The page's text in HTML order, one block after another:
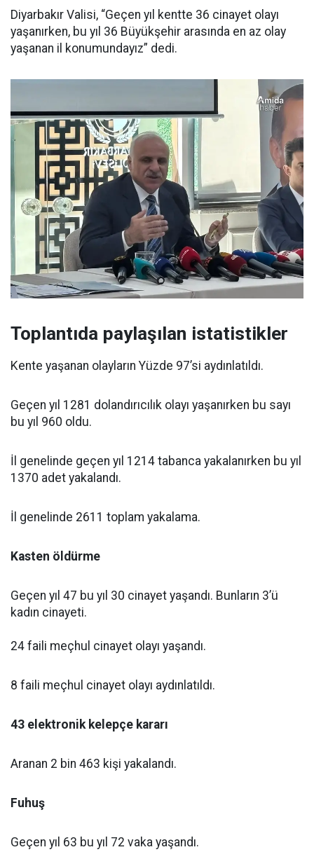
Diyarbakır Valisi, “Geçen yıl kentte 36 cinayet olayı
yaşanırken, bu yıl 36 Büyükşehir arasında en az olay
yaşanan il konumundayız” dedi.
Toplantıda paylaşılan istatistikler
Kente yaşanan olayların Yüzde 97’si aydınlatıldı.
Geçen yıl 1281 dolandırıcılık olayı yaşanırken bu sayı
bu yıl 960 oldu.
İl genelinde geçen yıl 1214 tabanca yakalanırken bu yıl
1370 adet yakalandı.
İl genelinde 2611 toplam yakalama.
Kasten öldürme
Geçen yıl 47 bu yıl 30 cinayet yaşandı. Bunların 3’ü
kadın cinayeti.
24 faili meçhul cinayet olayı yaşandı.
8 faili meçhul cinayet olayı aydınlatıldı.
43 elektronik kelepçe kararı
Aranan 2 bin 463 kişi yakalandı.
Fuhuş
Geçen yıl 63 bu yıl 72 vaka yaşandı.